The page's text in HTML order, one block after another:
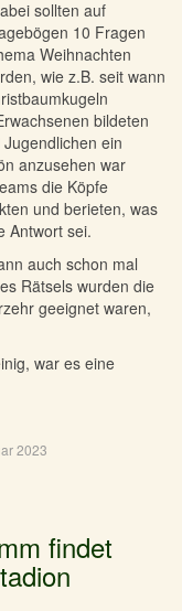
sollten auf
10 Fragen
Weihnachten
wie z.B. seit wann
bildeten
ein
anzusehen war
die Köpfe
und berieten, was
Antwort sei.
auch schon mal
Rätsels wurden die
geeignet waren,
war es eine
2023
findet